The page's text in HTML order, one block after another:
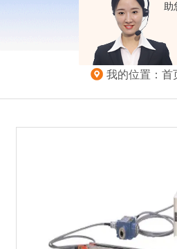
助
我的位置： 首